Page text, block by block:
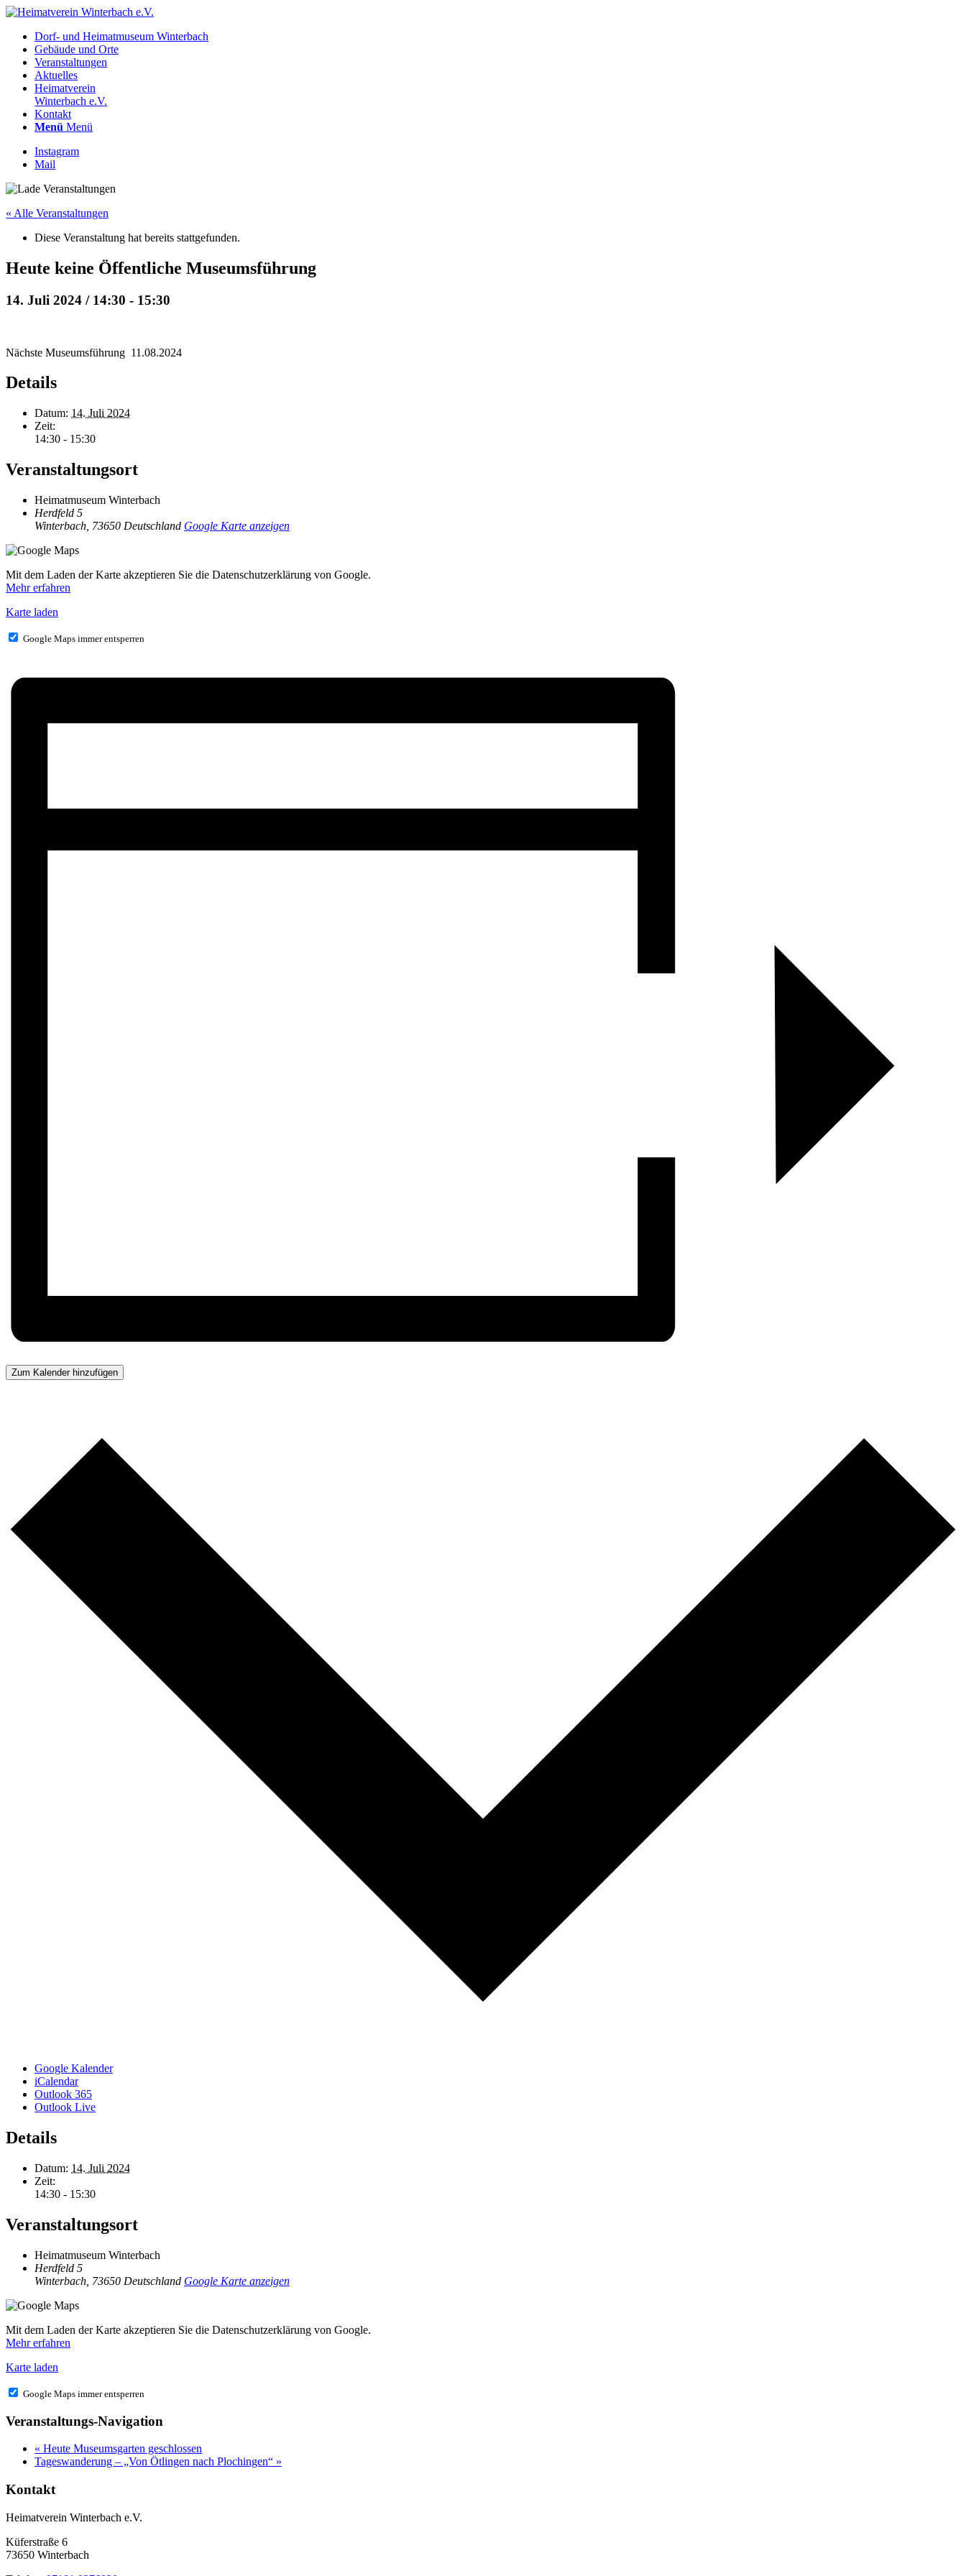
Dorf- und Heimatmuseum Winterbach
Gebäude und Orte
Veranstaltungen
Aktuelles
Heimatverein
Winterbach e.V.
Kontakt
Menü Menü
Instagram
Mail
« Alle Veranstaltungen
Diese Veranstaltung hat bereits stattgefunden.
Heute keine Öffentliche Museumsführung
14. Juli 2024 / 14:30 - 15:30
Nächste Museumsführung 11.08.2024
Details
Datum: 14. Juli 2024
Zeit:
14:30 - 15:30
Veranstaltungsort
Heimatmuseum Winterbach
Herdfeld 5
Winterbach 73650 Deutschland Google Karte anzeigen
Mit dem Laden der Karte akzeptieren Sie die Datenschutzerklärung von Google.
Mehr erfahren
Karte laden
Google Maps immer entsperren
Zum Kalender hinzufügen
Google Kalender
iCalendar
Outlook 365
Outlook Live
Details
Datum: 14. Juli 2024
Zeit:
14:30 - 15:30
Veranstaltungsort
Heimatmuseum Winterbach
Herdfeld 5
Winterbach 73650 Deutschland Google Karte anzeigen
Mit dem Laden der Karte akzeptieren Sie die Datenschutzerklärung von Google.
Mehr erfahren
Karte laden
Google Maps immer entsperren
Veranstaltungs-Navigation
« Heute Museumsgarten geschlossen
Tageswanderung – „Von Ötlingen nach Plochingen“ »
Kontakt
Heimatverein Winterbach e.V.
Küferstraße 6
73650 Winterbach